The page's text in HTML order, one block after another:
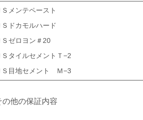
Ｓメンテペースト
Ｓドカモルハード
Ｓゼロヨン＃20
ＳタイルセメントＴ−2
Ｓ目地セメント Ｍ−3
の他の保証内容